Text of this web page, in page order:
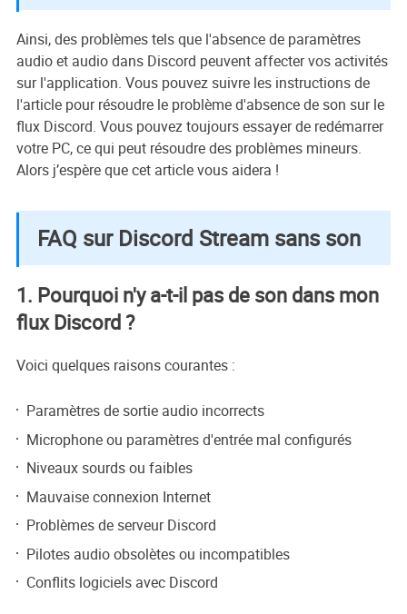
Ainsi, des problèmes tels que l'absence de paramètres
audio et audio dans Discord peuvent affecter vos activités
sur l'application. Vous pouvez suivre les instructions de
l'article pour résoudre le problème d'absence de son sur le
flux Discord. Vous pouvez toujours essayer de redémarrer
votre PC, ce qui peut résoudre des problèmes mineurs.
Alors j’espère que cet article vous aidera !
FAQ sur Discord Stream sans son
1. Pourquoi n'y a-t-il pas de son dans mon
flux Discord ?
Voici quelques raisons courantes :
Paramètres de sortie audio incorrects
Microphone ou paramètres d'entrée mal configurés
Niveaux sourds ou faibles
Mauvaise connexion Internet
Problèmes de serveur Discord
Pilotes audio obsolètes ou incompatibles
Conflits logiciels avec Discord